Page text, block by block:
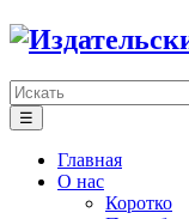
☰
Главная
О нас
Коротко